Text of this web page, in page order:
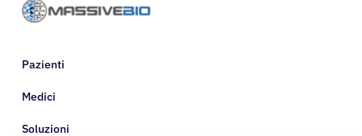
Pazienti
Medici
Soluzioni